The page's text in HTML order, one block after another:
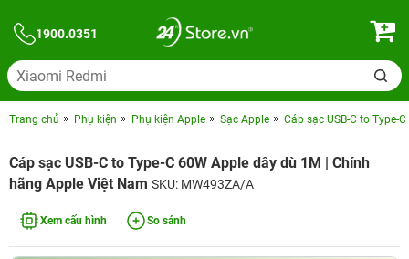
1900.0351
Trang chủ Phụ kiện Phụ kiện Apple Sạc Apple Cáp sạc USB-C to Type-
Cáp sạc USB-C to Type-C 60W Apple dây dù 1M | Chính
hãng Apple Việt Nam SKU: MW493ZA/A
Xem cấu hình So sánh